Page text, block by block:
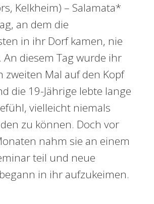
Kelkheim) – Salamata*
an dem die
in ihr Dorf kamen, nie
An diesem Tag wurde ihr
zweiten Mal auf den Kopf
die 19-Jährige lebte lange
vielleicht niemals
zu können. Doch vor
nahm sie an einem
teil und neue
in ihr aufzukeimen.